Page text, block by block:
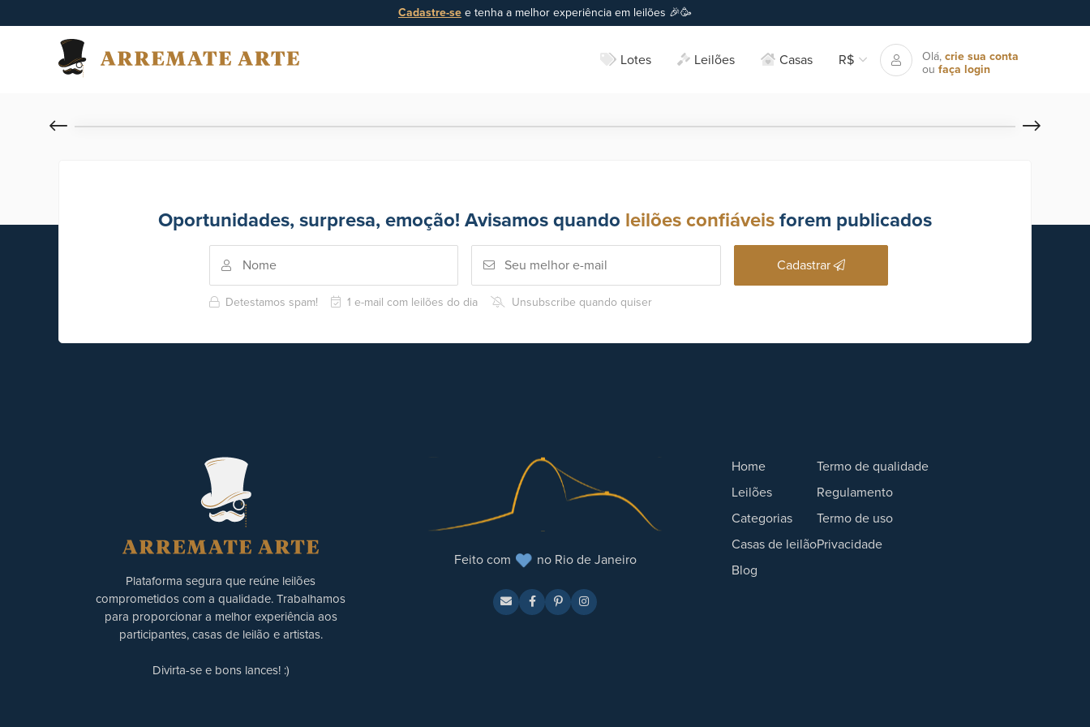
Cadastre-se e tenha a melhor experiência em leilões 🎉🥳
Lotes Leilões Casas R$ Olá, crie sua conta
ou faça login
Oportunidades, surpresa, emoção! Avisamos quando leilões confiáveis forem publicados
Cadastrar
Detestamos spam! 1 e-mail com leilões do dia Unsubscribe quando quiser
Plataforma segura que reúne leilões
comprometidos com a qualidade. Trabalhamos
para proporcionar a melhor experiência aos
participantes, casas de leilão e artistas.
Divirta-se e bons lances! :)
Feito com no Rio de Janeiro
Home
Leilões
Categorias
Casas de leilão
Blog
Termo de qualidade
Regulamento
Termo de uso
Privacidade